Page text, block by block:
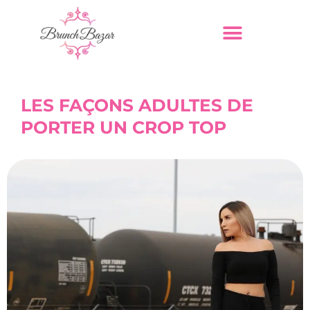
LES FAÇONS ADULTES DE
PORTER UN CROP TOP